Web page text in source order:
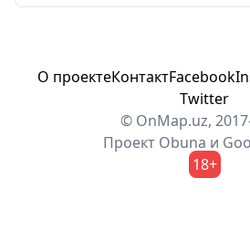
О проектеКонтактFacebook
Twitter
© OnMap.uz,
Проект Obuna и
18+